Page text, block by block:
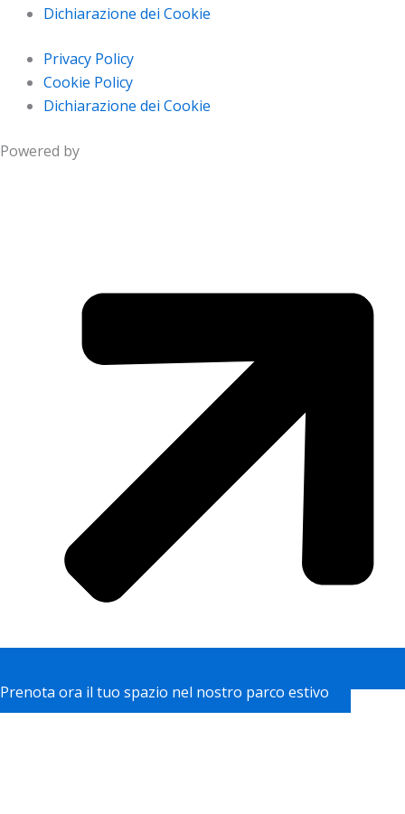
Dichiarazione dei Cookie
Privacy Policy
Cookie Policy
Dichiarazione dei Cookie
Powered by
Prenota ora il tuo spazio nel nostro parco estivo